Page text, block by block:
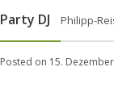
Party DJ Philipp-
Posted on 15.